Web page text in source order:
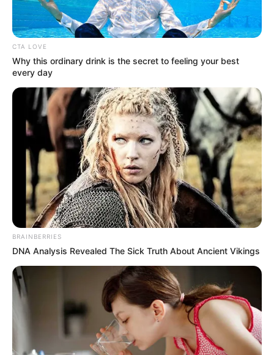
CTA LOVE
Why this ordinary drink is the secret to feeling your best
every day
BRAINBERRIES
DNA Analysis Revealed The Sick Truth About Ancient Vikings